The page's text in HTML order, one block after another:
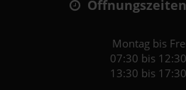
Montag bis
07:30 bis
13:30 bis